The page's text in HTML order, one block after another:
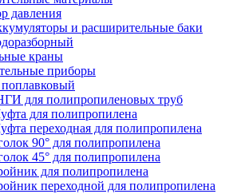
давления
и расширительные баки
краны
приборы
для полипропиленовых труб
для полипропилена
переходная для полипропилена
90° для полипропилена
45° для полипропилена
для полипропилена
переходной для полипропилена